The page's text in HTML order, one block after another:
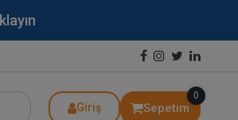
Giriş Sepetim
0